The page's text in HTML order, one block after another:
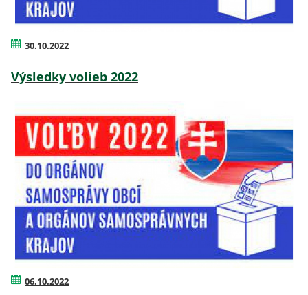
30.10.2022
Výsledky volieb 2022
06.10.2022